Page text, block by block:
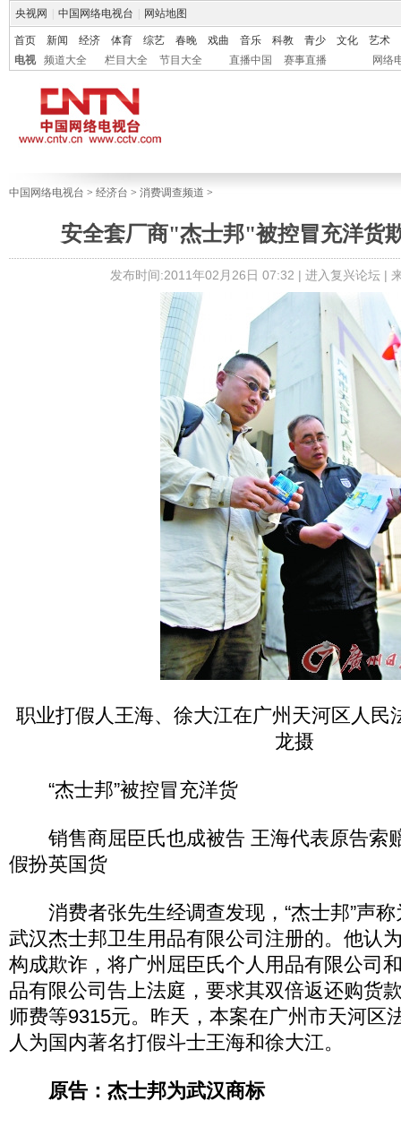
央视网 中国网络电视台 网站地图
首页 新闻 经济 体育 综艺 春晚 戏曲 音乐 科教 青少 文化
艺术
电视
频道大全 栏目大全 节目大全 直播中国 赛事直播 网络
中国网络电视台 > 经济台 > 消费调查频道 >
安全套厂商"杰士邦"被控冒充洋货
发布时间:2011年02月26日 07:32 | 进入复兴论坛|
职业打假人王海、徐大江在广州天河区人民
龙摄
“杰士邦”被控冒充洋货
销售商屈臣氏也成被告 王海代表原告索
假扮英国货
消费者张先生经调查发现，“杰士邦”声称
武汉杰士邦卫生用品有限公司注册的。他认
构成欺诈，将广州屈臣氏个人用品有限公司
品有限公司告上法庭，要求其双倍返还购货
师费等9315元。昨天，本案在广州市天河区
人为国内著名打假斗士王海和徐大江。
原告：杰士邦为武汉商标